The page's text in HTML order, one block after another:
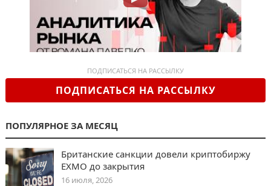
ПОДПИСАТЬСЯ НА РАССЫЛКУ
ПОДПИСАТЬСЯ НА РАССЫЛКУ
ПОПУЛЯРНОЕ ЗА МЕСЯЦ
Британские санкции довели криптобиржу
EXMO до закрытия
16 июля, 2026